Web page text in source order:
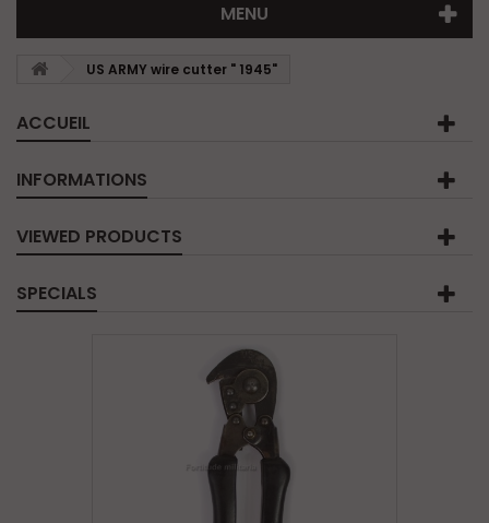
MENU
US ARMY wire cutter " 1945"
ACCUEIL
INFORMATIONS
VIEWED PRODUCTS
SPECIALS